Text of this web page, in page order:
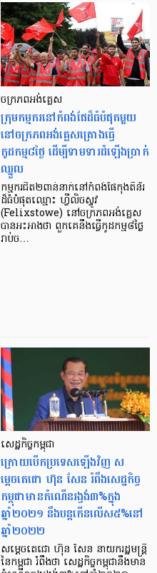
ចក្រភពអង់គ្លេស
ក្រុមកម្មករនៅកំពង់ផែដ៏ធំបំផុតមួយ
នៅចក្រភពអង់គ្លេសគ្រោងធ្វើ
កូដកម្ម៨ថ្ងៃ ដើម្បីទាមទារដំឡើងប្រាក់
ឈ្នួល
កម្មករជិត២ពាន់នាក់នៅកំពង់ផែកុងតឺន័រ
ដ៏ធំបំផុតឈ្មោះ ហ្វីលិចស្ទូវ
(Felixstowe) នៅចក្រភពអង់គ្លេស
បានអះអាងថា ពួកគេនឹងធ្វើកូដកម្ម៨ថ្ងៃ
រាប់ច…
សេដ្ឋកិច្ចកម្ពុជា
ក្រោយបើកប្រទេសឡើងវិញ ស
ម្តេចតេជោ ហ៊ុន សែន រំពឹងសេដ្ឋកិច្ច
កម្ពុជាមានកំណើនរង្វង់៣%ក្នុង
ឆ្នាំ២០២១ នឹងបន្ដកើនលើស៥%នៅ
ឆ្នាំ២០២២
សម្តេចតេជោ ហ៊ុន សែន នាយករដ្ឋមន្ត្រី
នៃកម្ពុជា រំពឹងថា សេដ្ឋកិច្ចកម្ពុជានឹងមាន